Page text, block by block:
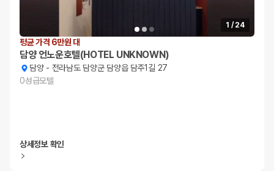
1 / 24
평균 가격 6만원 대
담양 언노운호텔(HOTEL UNKNOWN)
담양- 전라남도 담양군 담양읍 담주1길 27
0성급모텔
상세정보 확인